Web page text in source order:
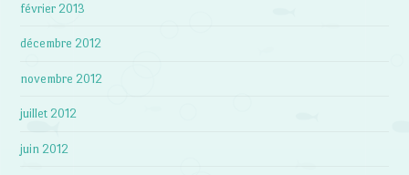
février 2013
décembre 2012
novembre 2012
juillet 2012
juin 2012